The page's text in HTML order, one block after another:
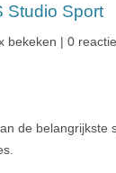
Studio Sport
bekeken | 0
de belangrijkste